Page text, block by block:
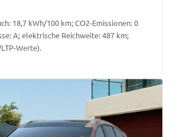
18,7 kWh/100 km; CO2-Emissionen: 0
A; elektrische Reichweite: 487 km;
Werte).